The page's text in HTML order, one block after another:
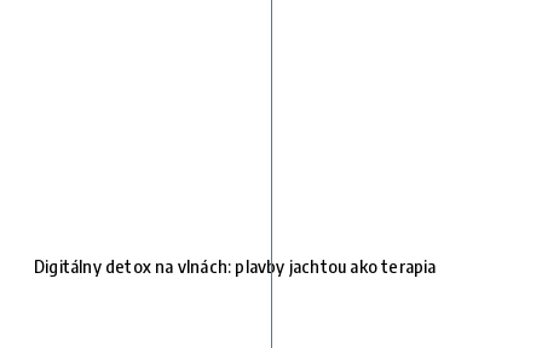
Digitálny detox na vlnách: plavby jachtou ako terapia